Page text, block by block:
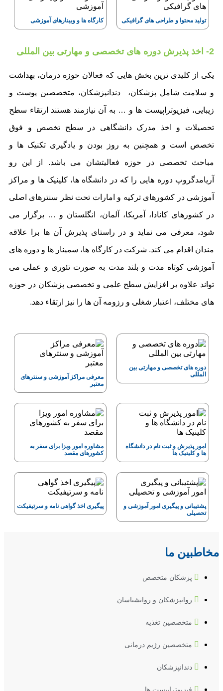
تولید محتوا و طراحی های گرافیکی کارگاه ها و وبینارهای آموزشی
2- اخذ پذیرش دوره های تخصصی و مهارتی بین المللی
یکی از کلیدی ترین بخش هایی که فعالان حوزه درمان، بهداشت
و سلامت شامل پزشکان، دندانپزشکان، متخصصین پوست و
زیبایی، فیزیوتراپیست ها و … به آن نیازمند هستند ارتقاء سطح
تحصیلات و اخذ مدرک دانشگاهی در سطح تخصص و فوق
تخصص است و همچنین به روز بودن و یادگیری تکنیک ها و
مباحث تخصصی در حوزه فعالیتشان می باشد. از این رو
آریامدگروپ دوره هایی را که در دانشگاه ها، کلینیک ها و مراکز
آموزشی در کشورهای ترکیه و امارات تحت نظر سنترهای اصلی
در کشورهای کانادا، آمریکا، آلمان، انگلستان و … برگزار می
شود، معرفی می نماید و در راستای پذیرش آن ها برا علاقه
مندان اقدام می کند. شرکت در کارگاه ها، سمینار ها و دوره های
آموزشی کوتاه مدت و بلند مدت به صورت تئوری و عملی می
تواند علاوه بر افزایش سطح علمی و تخصصی پزشکان در حوزه
های مختلف، اعتبار شغلی و رزومه آن ها را نیز ارتقاء دهد.
دوره های تخصصی و مهارتی بین
المللی
معرفی مراکز آموزشی و سنترهای
معتبر
امور پذیرش و ثبت نام در دانشگاه
ها و کلینیک ها
مشاوره امور ویزا برای سفر به
کشورهای مقصد
پشتیبانی و پیگیری امور آموزشی و
تحصیلی
پیگیری اخذ گواهی نامه و سرتیفیکت
مخاطبین ما
پزشکان متخصص
روانپزشکان و روانشناسان
متخصصین تغذیه
متخصصین رژیم درمانی
دندانپزشکان